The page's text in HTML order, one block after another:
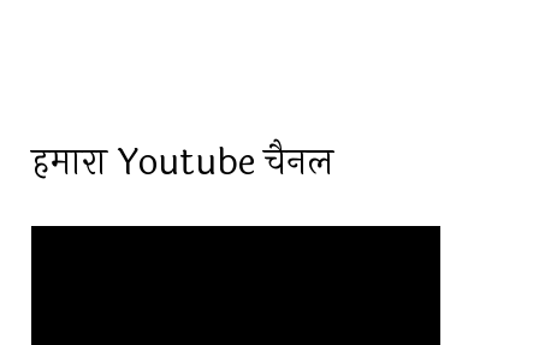
हमारा Youtube चैनल